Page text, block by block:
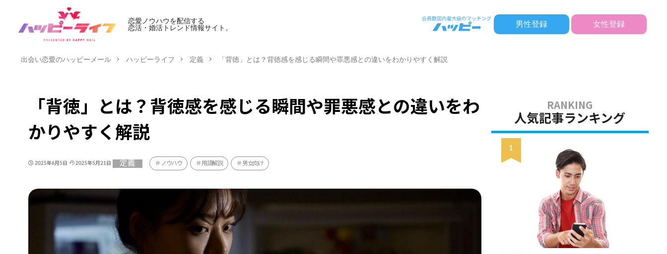
恋愛ノウハウを配信する
恋活・婚活トレンド情報サイト。
男性登録 女性登録
出会い恋愛のハッピーメール ハッピーライフ 定義 「背徳」とは？背徳感を感じる瞬間や罪悪感との違いをわかりやすく解説
「背徳」とは？背徳感を感じる瞬間や罪悪感との違いをわ
かりやすく解説
2025年6月5日 2025年5月21日 定義 ノウハウ 用語解説 男女向け
人気記事ランキング